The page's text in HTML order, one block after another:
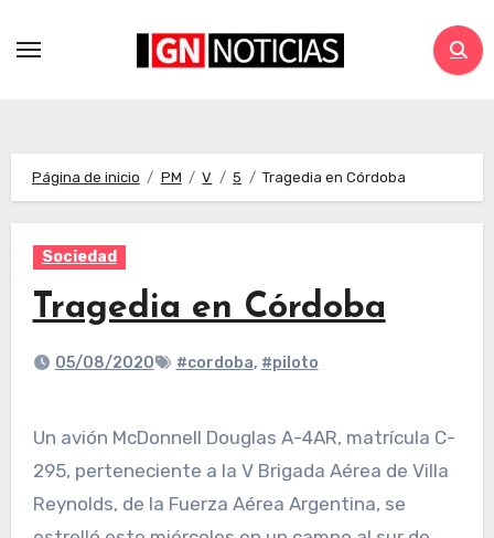
Página de inicio PM V 5 Tragedia en Córdoba
Sociedad
Tragedia en Córdoba
05/08/2020 #cordoba, #piloto
Un avión McDonnell Douglas A-4AR, matrícula C-
295, perteneciente a la V Brigada Aérea de Villa
Reynolds, de la Fuerza Aérea Argentina, se